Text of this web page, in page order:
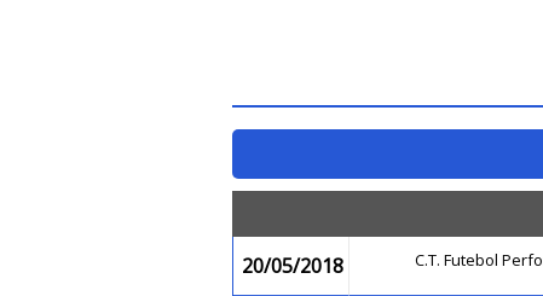
20/05/2018
C.T. Futebol